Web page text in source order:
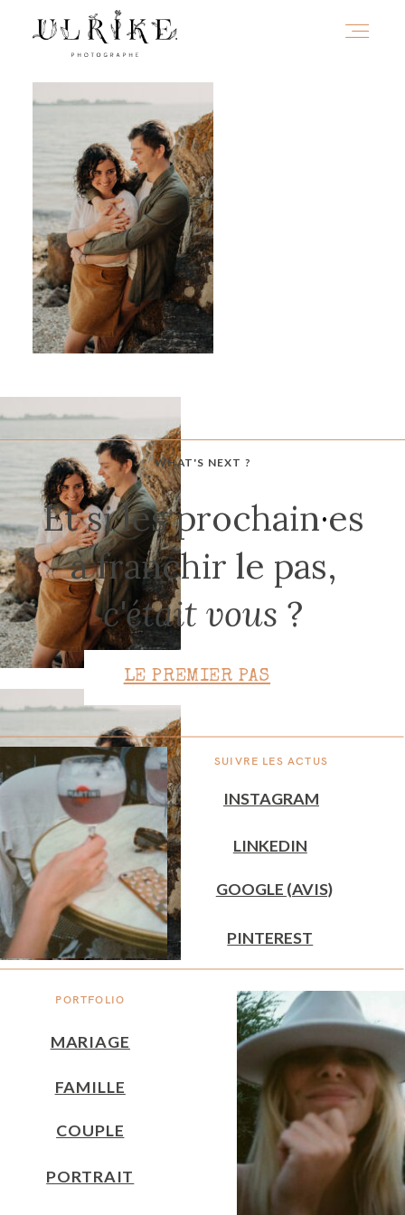
WHAT'S NEXT ?
PORTFOLIO
SUIVRE LES ACTUS
Et si les prochain·es
à franchir le pas,
c'était vous ?
MARIAGE
INSTAGRAM
GOOGLE (AVIS)
FAMILLE
PINTEREST
COUPLE
LINKEDIN
PORTRAIT
LE PREMIER PAS
HOME
A PROPOS
PORTFOLIO
JOURNAL
CONTACT